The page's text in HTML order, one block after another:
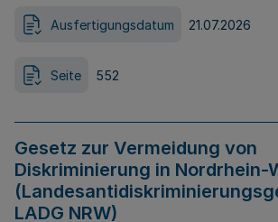
Ausfertigungsdatum 21.07.2026
Seite 552
Gesetz zur Vermeidung von
Diskriminierung in Nordrhein-
LADG NRW)